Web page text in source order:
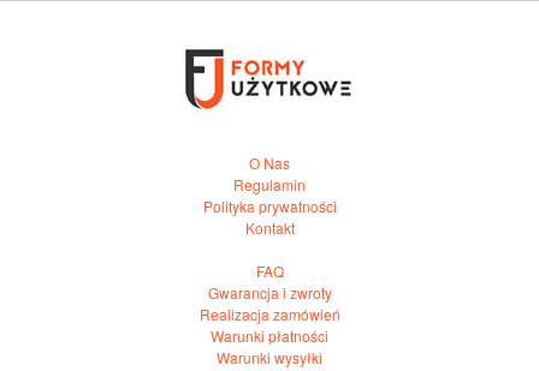
O Nas
Regulamin
Polityka prywatności
Kontakt
FAQ
Gwarancja i zwroty
Realizacja zamówień
Warunki płatności
Warunki wysyłki